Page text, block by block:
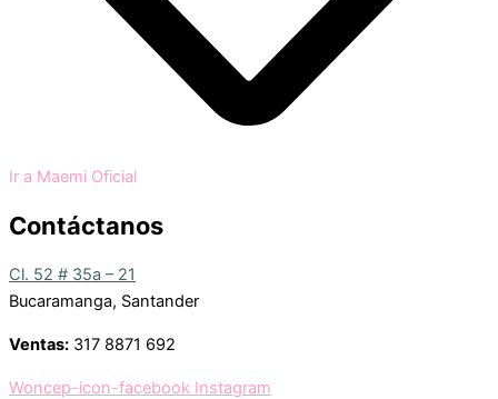
Ir a Maemi Oficial
Contáctanos
Cl. 52 # 35a – 21
Bucaramanga, Santander
Ventas: 317 8871 692
Woncep-icon-facebook Instagram